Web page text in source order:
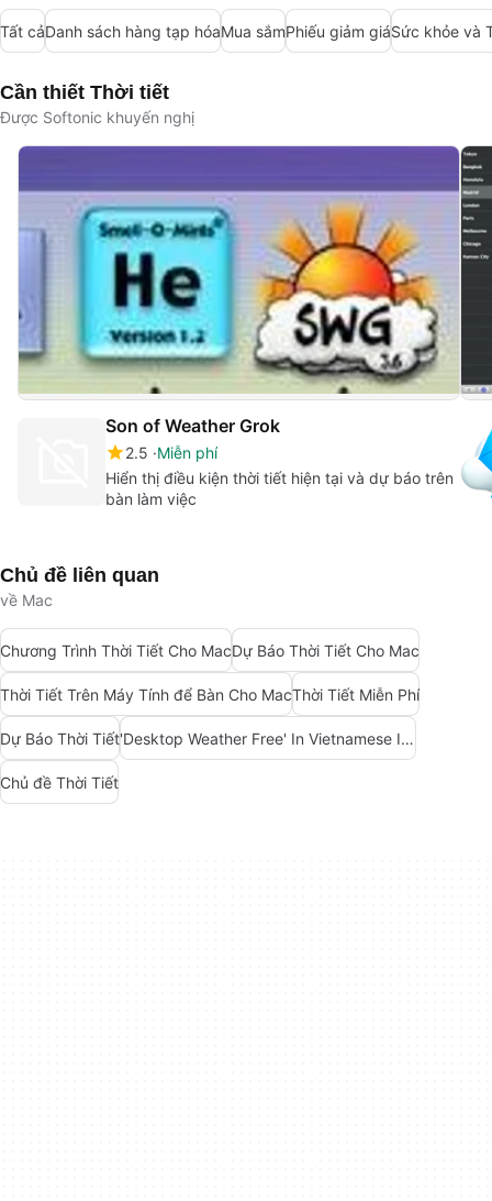
Tất cảDanh sách hàng tạp hóaMua sắmPhiếu giảm giáSức khỏe và
Cần thiết Thời tiết
Được Softonic khuyến nghị
Son of Weather Grok
2.5 Miễn phí
Hiển thị điều kiện thời tiết hiện tại và dự báo trên
bàn làm việc
Chủ đề liên quan
về Mac
Chương Trình Thời Tiết Cho MacDự Báo Thời Tiết Cho Mac
Thời Tiết Trên Máy Tính để Bàn Cho MacThời Tiết Miễn Phí
Dự Báo Thời Tiết 'Desktop Weather Free' In Vietnamese Is 'Thời Tiết Máy Tính Miễn Phí'.
Chủ đề Thời Tiết